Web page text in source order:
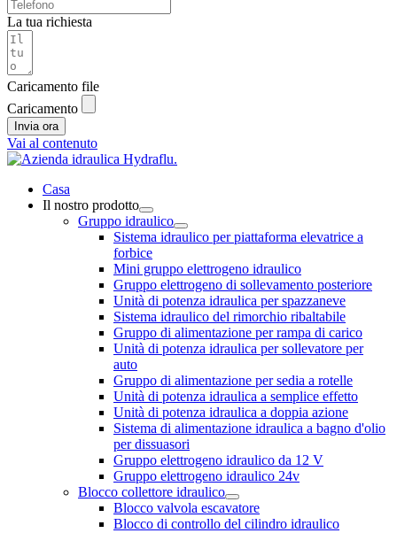
La tua richiesta
Caricamento file
Caricamento
Invia ora
Vai al contenuto
Casa
Il nostro prodotto
Gruppo idraulico
Sistema idraulico per piattaforma elevatrice a
forbice
Mini gruppo elettrogeno idraulico
Gruppo elettrogeno di sollevamento posteriore
Unità di potenza idraulica per spazzaneve
Sistema idraulico del rimorchio ribaltabile
Gruppo di alimentazione per rampa di carico
Unità di potenza idraulica per sollevatore per
auto
Gruppo di alimentazione per sedia a rotelle
Unità di potenza idraulica a semplice effetto
Unità di potenza idraulica a doppia azione
Sistema di alimentazione idraulica a bagno d'olio
per dissuasori
Gruppo elettrogeno idraulico da 12 V
Gruppo elettrogeno idraulico 24v
Blocco collettore idraulico
Blocco valvola escavatore
Blocco di controllo del cilindro idraulico